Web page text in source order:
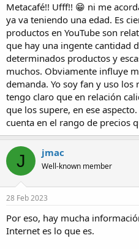
Metacafé!! Ufff!! 😁 ni me
ya va teniendo una edad. Es
productos en YouTube son
que hay una ingente cantidad
determinados productos y
muchos. Obviamente influye
demanda. Yo soy fan y uso los
tengo claro que en relación
que los supere, en ese
cuenta en el rango de precios
J jmac
Well-known member
28 Feb 2023
Por eso, hay mucha
Internet es lo que es.